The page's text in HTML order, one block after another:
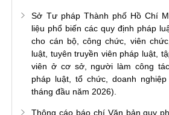
Sở Tư pháp Thành phố Hồ Chí
liệu phổ biến các quy định pháp
cho cán bộ, công chức, viên
luật, tuyên truyền viên pháp luật,
viên ở cơ sở, người làm công
pháp luật, tổ chức, doanh
tháng đầu năm 2026).
Thông cáo báo chí Văn bản quy